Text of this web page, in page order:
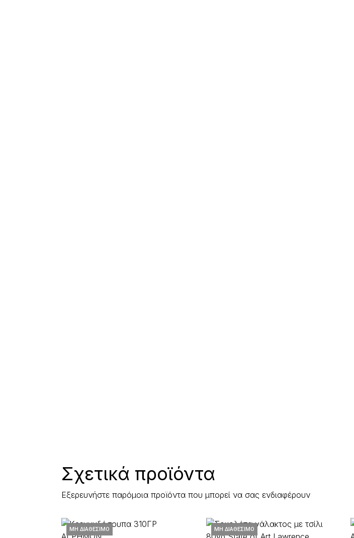
Σχετικά προϊόντα
Εξερευνήστε παρόμοια προϊόντα που μπορεί να σας ενδιαφέρουν
ΜΗ ΔΙΑΘΈΣΙΜΟ ΜΗ ΔΙΑΘΈΣΙΜΟ